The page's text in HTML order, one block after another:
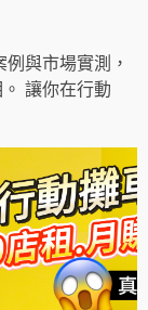
與市場實測，
讓你在行動